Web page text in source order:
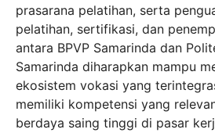
prasarana pelatihan, serta
pelatihan, sertifikasi, dan
antara BPVP Samarinda dan
Samarinda diharapkan mampu
ekosistem vokasi yang
memiliki kompetensi yang
berdaya saing tinggi di pasar